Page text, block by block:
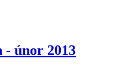
- únor 2013